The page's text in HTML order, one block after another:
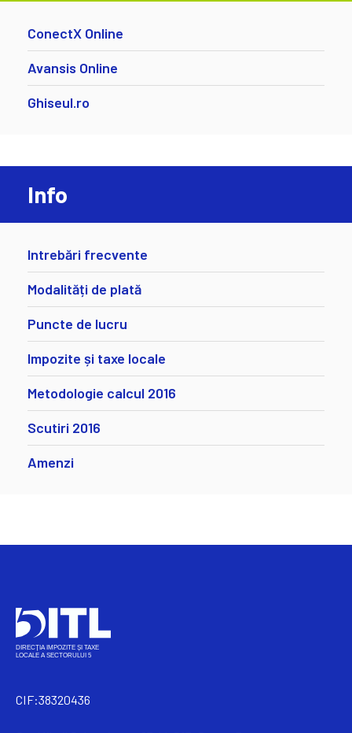
ConectX Online
Avansis Online
Ghiseul.ro
Info
Intrebări frecvente
Modalități de plată
Puncte de lucru
Impozite și taxe locale
Metodologie calcul 2016
Scutiri 2016
Amenzi
CIF:38320436